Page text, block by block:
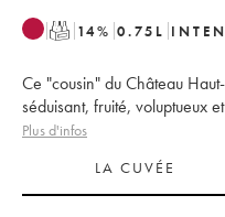
T 14% 0.75 L
Ce "cousin" du Château
séduisant, fruité, voluptueux
Plus d'infos
LA CUVÉE